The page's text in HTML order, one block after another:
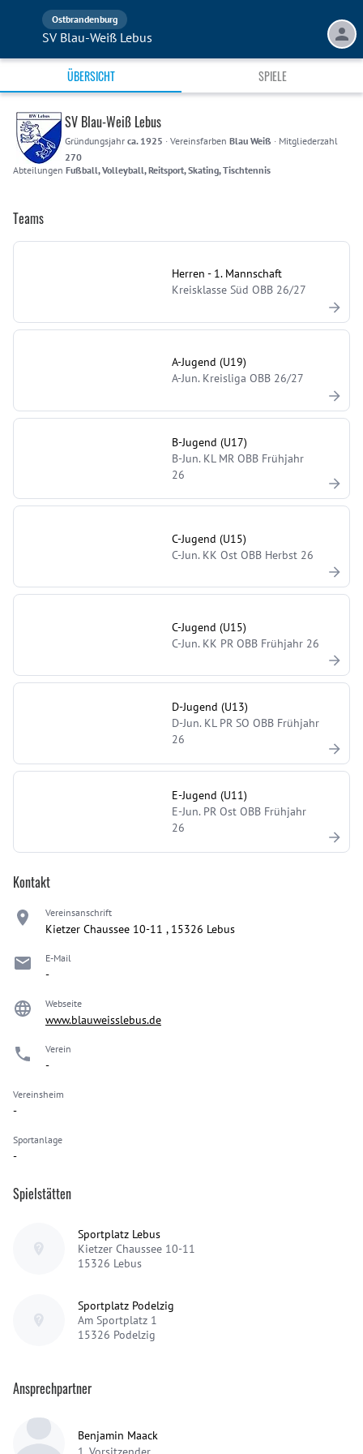
Ostbrandenburg
SV Blau-Weiß Lebus
ÜBERSICHT SPIELE
SV Blau-Weiß Lebus
Gründungsjahr ca. 1925 · Vereinsfarben Blau Weiß · Mitgliederzahl
270
Abteilungen Fußball, Volleyball, Reitsport, Skating, Tischtennis
Teams
Herren - 1. Mannschaft
Kreisklasse Süd OBB 26/27
A-Jugend (U19)
A-Jun. Kreisliga OBB 26/27
B-Jugend (U17)
B-Jun. KL MR OBB Frühjahr
26
C-Jugend (U15)
C-Jun. KK Ost OBB Herbst 26
C-Jugend (U15)
C-Jun. KK PR OBB Frühjahr 26
D-Jugend (U13)
D-Jun. KL PR SO OBB Frühjahr
26
E-Jugend (U11)
E-Jun. PR Ost OBB Frühjahr
26
Kontakt
Vereinsanschrift
Kietzer Chaussee 10-11 , 15326 Lebus
E-Mail
-
Webseite
www.blauweisslebus.de
Verein
-
Vereinsheim
-
Sportanlage
-
Spielstätten
Sportplatz Lebus
Kietzer Chaussee 10-11
15326 Lebus
Sportplatz Podelzig
Am Sportplatz 1
15326 Podelzig
Ansprechpartner
Benjamin Maack